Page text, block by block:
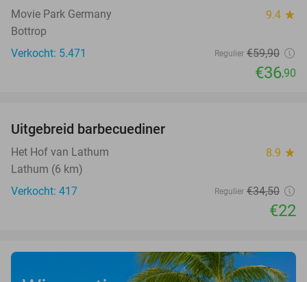
Movie Park Germany 9.4 star
Bottrop
Verkocht: 5.471
Regulier €59,90
€36,90
Uitgebreid barbecuediner
Het Hof van Lathum 8.9 star
Lathum (6 km)
Verkocht: 417
Regulier €34,50
€22